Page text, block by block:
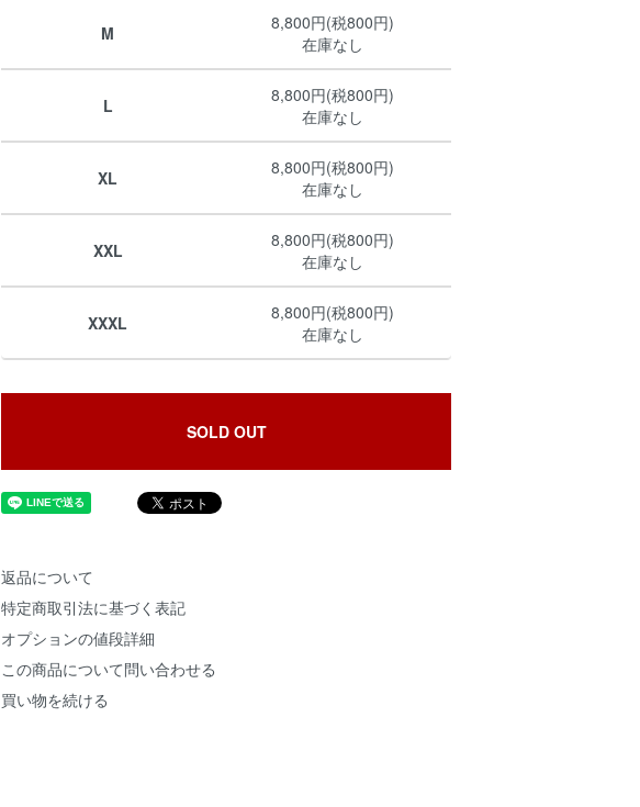
M
8,800円(税800円)
在庫なし
L
8,800円(税800円)
在庫なし
XL
8,800円(税800円)
在庫なし
XXL
8,800円(税800円)
在庫なし
XXXL
8,800円(税800円)
在庫なし
SOLD OUT
返品について
特定商取引法に基づく表記
オプションの値段詳細
この商品について問い合わせる
買い物を続ける